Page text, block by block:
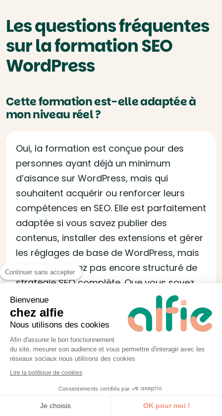
Les questions fréquentes
sur la formation SEO
WordPress
Cette formation est-elle adaptée à
mon niveau réel ?
Oui, la formation est conçue pour des
personnes ayant déjà un minimum
d’aisance sur WordPress, mais qui
souhaitent acquérir ou renforcer leurs
compétences en SEO. Elle est parfaitement
adaptée si vous savez publier des
contenus, installer des extensions et gérer
les réglages de base de WordPress, mais
que vous n’avez pas encore structuré de
stratégie SEO complète. Que vous soyez
novice en SEO ou que vous ayez des
bases que vous souhaitez
professionnaliser, le formateur adaptera
son approche à votre niveau via l’appel de
cadrage personnalisé.
L'équipe alfie
Continuer sans accepter
Bienvenue
chez alfie
Nous utilisons des cookies
Afin d'assurer le bon fonctionnement
du site, mesurer son audience et vous permettre d'interagir avec les
réseaux sociaux nous utilisons des cookies
Lire la politique de cookies
Consentements certifiés par
Je choisis OK pour moi !